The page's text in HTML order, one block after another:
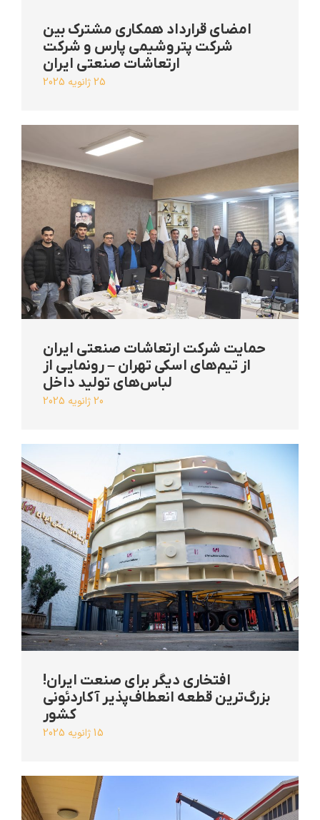
امضای قرارداد همکاری مشترک بین
شرکت پتروشیمی پارس و شرکت
ارتعاشات صنعتی ایران
25 ژانویه 2025
حمایت شرکت ارتعاشات صنعتی ایران
از تیم‌های اسکی تهران – رونمایی از
لباس‌های تولید داخل
20 ژانویه 2025
افتخاری دیگر برای صنعت ایران!
بزرگ‌ترین قطعه انعطاف‌پذیر آکاردئونی
کشور
15 ژانویه 2025